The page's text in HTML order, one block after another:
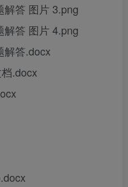
答 图片 3.png
答 图片 4.png
答.docx
.docx